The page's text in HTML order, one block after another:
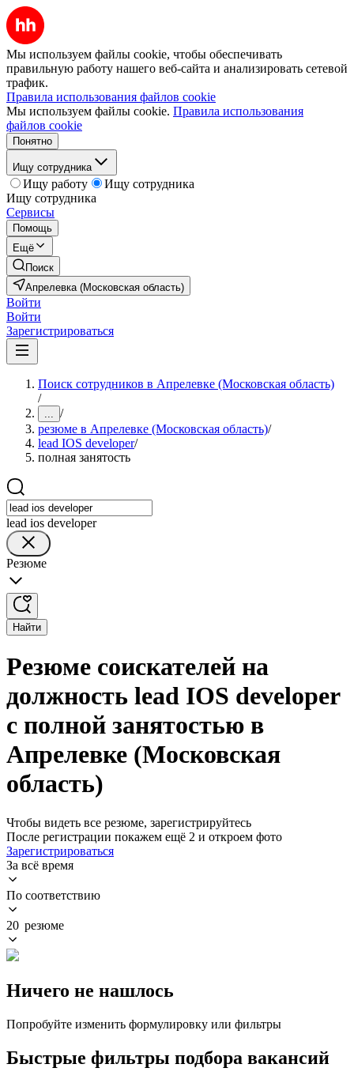
Мы используем файлы cookie, чтобы обеспечивать
правильную работу нашего веб-сайта и анализировать сетевой
трафик.
Правила использования файлов cookie
Мы используем файлы cookie. Правила использования
файлов cookie
Понятно
Ищу сотрудника
Ищу работу
Ищу сотрудника
Ищу сотрудника
Сервисы
Помощь
Ещё
Поиск
Апрелевка (Московская область)
Войти
Войти
Зарегистрироваться
Поиск сотрудников в Апрелевке (Московская область)
/
... /
резюме в Апрелевке (Московская область)/
lead IOS developer/
полная занятость
lead ios developer
Резюме
Найти
Резюме соискателей на
должность lead IOS developer
с полной занятостью в
Апрелевке (Московская
область)
Чтобы видеть все резюме, зарегистрируйтесь
После регистрации покажем ещё 2 и откроем фото
Зарегистрироваться
За всё время
По соответствию
20 резюме
Ничего не нашлось
Попробуйте изменить формулировку или фильтры
Быстрые фильтры подбора вакансий